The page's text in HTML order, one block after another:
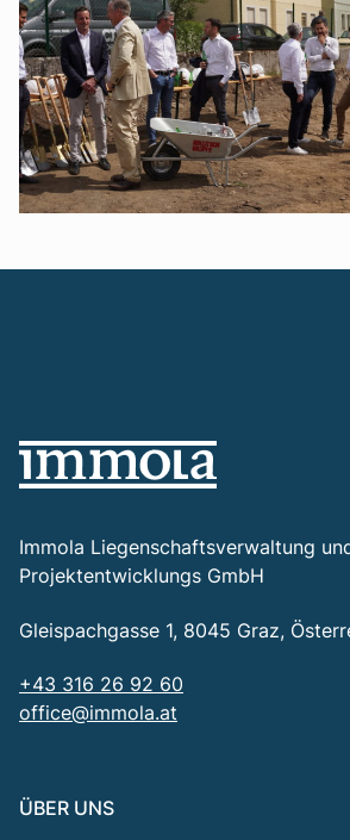
Immola Liegenschaftsverwaltung
Projektentwicklungs GmbH
Gleispachgasse 1, 8045 Graz,
+43 316 26 92 60
office@immola.at
ÜBER UNS